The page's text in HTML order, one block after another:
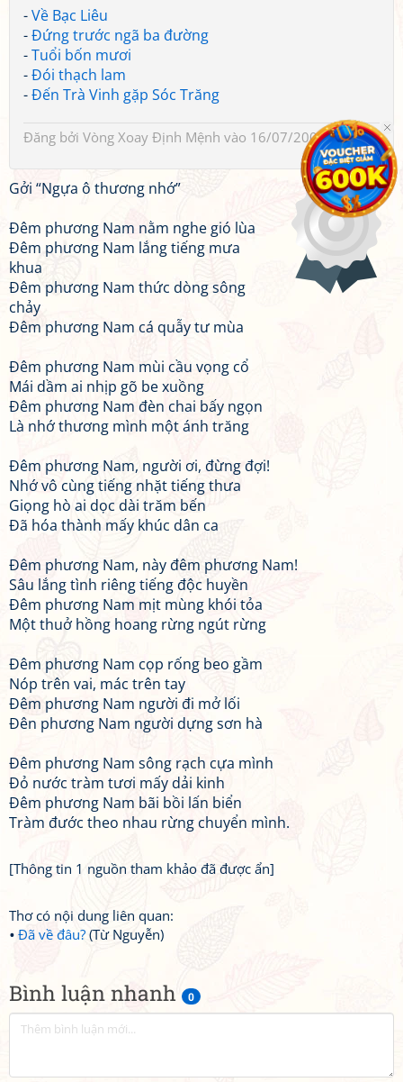
Bình luận nhanh 0
-Về Bạc Liêu
-Đứng trước ngã ba đường
-Tuổi bốn mươi
-Đói thạch lam
-Đến Trà Vinh gặp Sóc Trăng
Đăng bởi Vòng Xoay Định Mệnh vào 16/07/2009 10:25
Gởi “Ngựa ô thương nhớ”
Đêm phương Nam nằm nghe gió lùa
Đêm phương Nam lắng tiếng mưa
khua
Đêm phương Nam thức dòng sông
chảy
Đêm phương Nam cá quẫy tư mùa
Đêm phương Nam mùi cầu vọng cổ
Mái dầm ai nhịp gõ be xuồng
Đêm phương Nam đèn chai bấy ngọn
Là nhớ thương mình một ánh trăng
Đêm phương Nam, người ơi, đừng đợi!
Nhớ vô cùng tiếng nhặt tiếng thưa
Giọng hò ai dọc dài trăm bến
Đã hóa thành mấy khúc dân ca
Đêm phương Nam, này đêm phương Nam!
Sâu lắng tình riêng tiếng độc huyền
Đêm phương Nam mịt mùng khói tỏa
Một thuở hồng hoang rừng ngút rừng
Đêm phương Nam cọp rống beo gầm
Nóp trên vai, mác trên tay
Đêm phương Nam người đi mở lối
Đên phương Nam người dựng sơn hà
Đêm phương Nam sông rạch cựa mình
Đỏ nước tràm tươi mấy dải kinh
Đêm phương Nam bãi bồi lấn biển
Tràm đước theo nhau rừng chuyển mình.
[Thông tin 1 nguồn tham khảo đã được ẩn]
Thơ có nội dung liên quan:
Đã về đâu? (Từ Nguyễn)